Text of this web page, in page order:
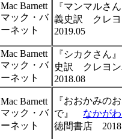
Mac Barnett
マック・バ
ーネット
『マンマルさ
義史訳 クレ
2019.05
Mac Barnett
マック・バ
ーネット
『シカクさん
史訳 クレヨ
2018.08
Mac Barnett
マック・バ
ーネット
『おおかみの
で』 なかが
徳間書店